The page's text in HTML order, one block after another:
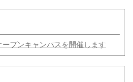
プンキャンパスを開催します